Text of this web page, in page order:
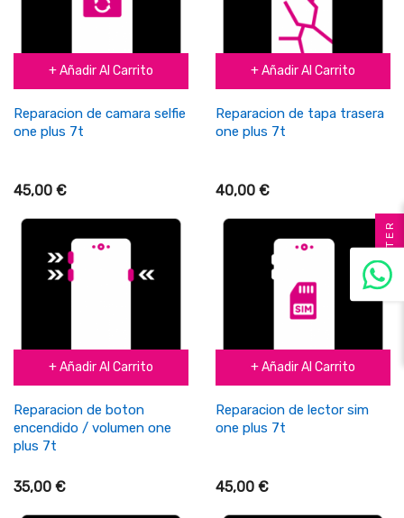
+ Añadir Al Carrito
Reparacion de camara selfie
one plus 7t
45,00 €
+ Añadir Al Carrito
Reparacion de tapa trasera
one plus 7t
40,00 €
+ Añadir Al Carrito
Reparacion de boton
encendido / volumen one
plus 7t
35,00 €
+ Añadir Al Carrito
Reparacion de lector sim
one plus 7t
45,00 €
FILTER